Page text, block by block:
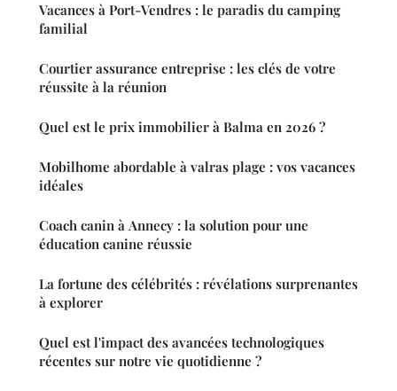
Vacances à Port-Vendres : le paradis du camping
familial
Courtier assurance entreprise : les clés de votre
réussite à la réunion
Quel est le prix immobilier à Balma en 2026 ?
Mobilhome abordable à valras plage : vos vacances
idéales
Coach canin à Annecy : la solution pour une
éducation canine réussie
La fortune des célébrités : révélations surprenantes
à explorer
Quel est l'impact des avancées technologiques
récentes sur notre vie quotidienne ?